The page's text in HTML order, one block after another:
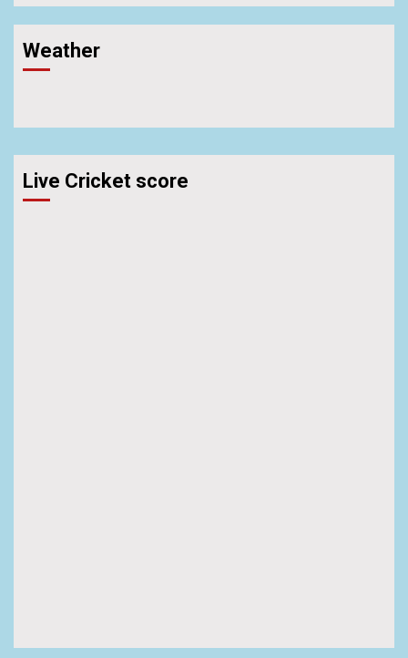
Weather
Live Cricket score